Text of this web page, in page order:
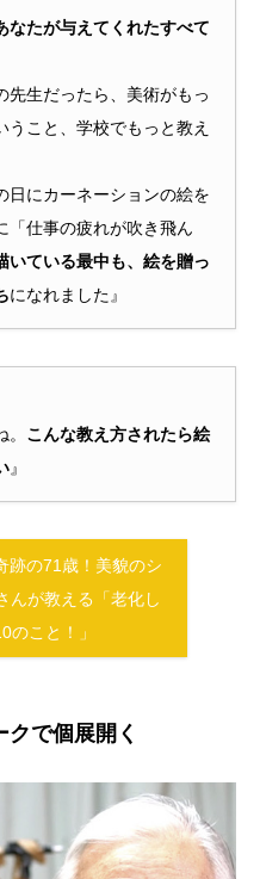
なたが与えてくれたすべて
先生だったら、美術がもっ
うこと、学校でもっと教え
日にカーネーションの絵を
「仕事の疲れが吹き飛ん
いている最中も、絵を贈っ
になれました』
こんな教え方されたら絵
』
跡の71歳！美貌のシ
んが教える「老化し
のこと！」
で個展開く